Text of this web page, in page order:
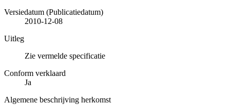
Versiedatum (Publicatiedatum)
2010-12-08
Uitleg
Zie vermelde specificatie
Conform verklaard
Ja
Algemene beschrijving herkomst